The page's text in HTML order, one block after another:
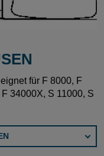
für F 8000, F
34000X, S 11000, S